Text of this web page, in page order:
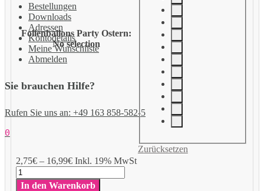
Bestellungen
Downloads
Adressen
Kontodetails
Meine Wunschliste
Abmelden
Sie brauchen Hilfe?
Rufen Sie uns an: +49 163 858-582-5
0
Add
to
Cart
2,75€– 16,99€Inkl. 19% MwSt
Folienballons Party Ostern:
No selection
Zurücksetzen
Ostern
Menge
In den Warenkorb